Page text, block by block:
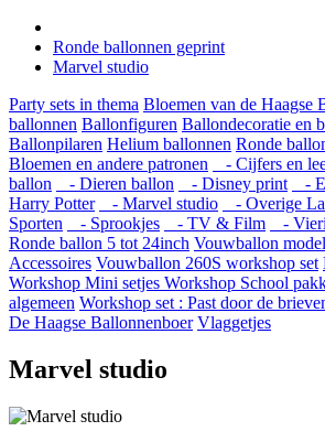
Ronde ballonnen geprint
Marvel studio
Party sets in thema Bloemen van de Haagse
ballonnen Ballonfiguren Ballondecoratie en
Ballonpilaren Helium ballonnen Ronde
Bloemen en andere patronen
- Cijfers en
ballon
- Dieren ballon - Disney print -
Harry Potter
- Marvel studio - Overige
Sporten
- Sprookjes - TV & Film
-
Ronde ballon 5 tot 24inch Vouwballon
Accessoires Vouwballon 260S workshop set
Workshop Mini setjes Workshop School
algemeen Workshop set : Past door de
De Haagse Ballonnenboer Vlaggetjes
Marvel studio